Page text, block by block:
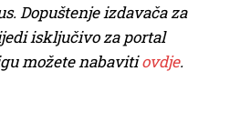
Dopuštenje izdavača za
isključivo za portal
možete nabavitiovdje.